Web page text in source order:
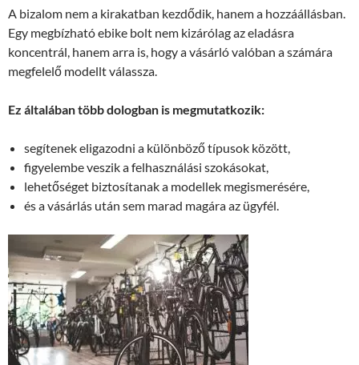
A bizalom nem a kirakatban kezdődik, hanem a hozzáállásban.
Egy megbízható ebike bolt nem kizárólag az eladásra
koncentrál, hanem arra is, hogy a vásárló valóban a számára
megfelelő modellt válassza.
Ez általában több dologban is megmutatkozik:
segítenek eligazodni a különböző típusok között,
figyelembe veszik a felhasználási szokásokat,
lehetőséget biztosítanak a modellek megismerésére,
és a vásárlás után sem marad magára az ügyfél.